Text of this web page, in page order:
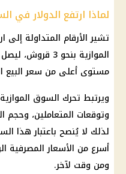
لماذا ارتفع الدولار في
تشير الأرقام المتداولة إلى
الموازية
مستوى أعلى من سعر
ويرتبط تحرك السوق الموازية
وتوقعات المتعاملين، وحجم
لذلك لا يُنصح باعتبار هذا
أسرع من الأسعارالمصرفية
ومن وقت لآخر.